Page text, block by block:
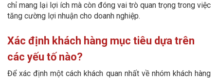
chỉ mang lại lợi ích mà còn đóng vai trò quan trọng trong việc
tăng cường lợi nhuận cho doanh nghiệp.
Xác định khách hàng mục tiêu dựa trên
các yếu tố nào?
Để xác định một cách khách quan nhất về nhóm khách hàng